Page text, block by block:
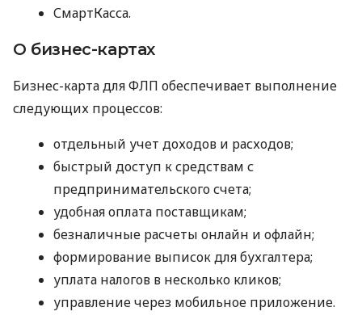
СмартКасса.
О бизнес-картах
Бизнес-карта для ФЛП обеспечивает выполнение
следующих процессов:
отдельный учет доходов и расходов;
быстрый доступ к средствам с
предпринимательского счета;
удобная оплата поставщикам;
безналичные расчеты онлайн и офлайн;
формирование выписок для бухгалтера;
уплата налогов в несколько кликов;
управление через мобильное приложение.